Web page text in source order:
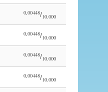
0,00448/10.000
0,00448/10.000
0,00448/10.000
0,00448/10.000